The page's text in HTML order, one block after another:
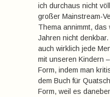
ich durchaus nicht
großer Mainstream-
Thema annimmt, das
Jahren nicht
auch wirklich jede
mit unseren Kindern
Form, indem man
dem Buch für
Form, weil es